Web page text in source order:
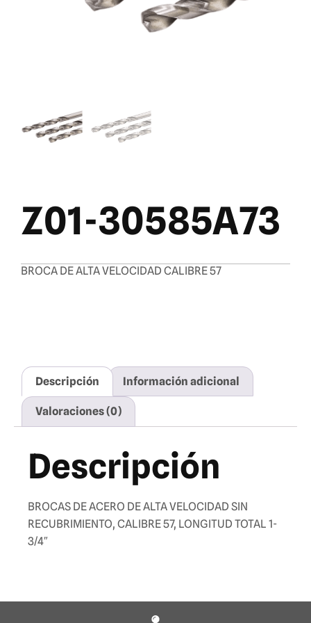
Z01-30585A73
BROCA DE ALTA VELOCIDAD CALIBRE 57
Descripción Información adicional
Valoraciones (0)
Descripción
BROCAS DE ACERO DE ALTA VELOCIDAD SIN
RECUBRIMIENTO, CALIBRE 57, LONGITUD TOTAL 1-
3/4″